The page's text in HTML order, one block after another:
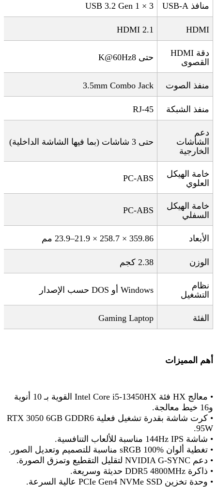
منافذ 3 × USB 3.2 Gen 1
HDMI
HDMI 2.1
دقة HDMI
القصوى
حتى 8 K@60Hz
منفذ الصوت 3.5mm Combo Jack
منفذ الشبكة RJ-45
دعم
الشاشات
الخارجية
حتى 3 شاشات (بما فيها الشاشة الداخلية)
خامة الهيكل
العلوي
PC-ABS
خامة الهيكل
السفلي
PC-ABS
الأبعاد 359.86 × 258.7 × 21.9–23.9 مم
الوزن 2.38 كجم
نظام
التشغيل
DOS أو Windows حسب الإصدار
الفئة Gaming Laptop
أهم المميزات
• معالج Intel Core i5-13450HX فئة HX
القوية بـ 10 أنوية
و16 خيط معالجة
.
• كرت شاشة RTX 3050 6GB GDDR6 بقدرة تشغيل فعلية
95W.
• شاشة 144Hz IPS مناسبة للألعاب التنافسية.
• تغطية ألوان 100% sRGB مناسبة للتصميم وتعديل الصور .
• دعم NVIDIA G-SYNC لتقليل التقطيع وتمزق الصورة.
• ذاكرة DDR5 4800MHz حديثة وسريعة.
• وحدة تخزين PCIe Gen4 NVMe SSD عالية السرعة.